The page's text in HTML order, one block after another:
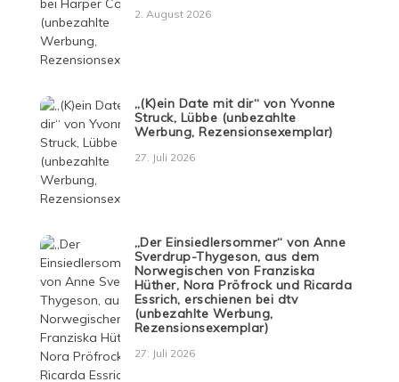
2. August 2026
„(K)ein Date mit dir“ von Yvonne
Struck, Lübbe (unbezahlte
Werbung, Rezensionsexemplar)
27. Juli 2026
„Der Einsiedlersommer“ von Anne
Sverdrup-Thygeson, aus dem
Norwegischen von Franziska
Hüther, Nora Pröfrock und Ricarda
Essrich, erschienen bei dtv
(unbezahlte Werbung,
Rezensionsexemplar)
27. Juli 2026